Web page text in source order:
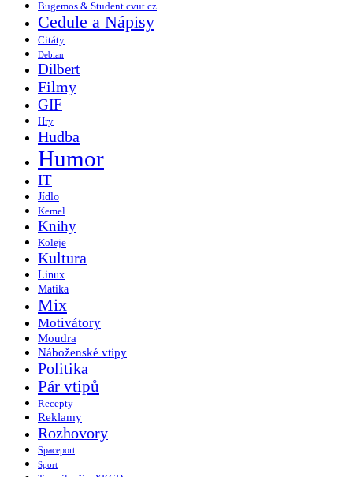
Bugemos & Student.cvut.cz
Cedule a Nápisy
Citáty
Debian
Dilbert
Filmy
GIF
Hry
Hudba
Humor
IT
Jídlo
Kemel
Knihy
Koleje
Kultura
Linux
Matika
Mix
Motivátory
Moudra
Náboženské vtipy
Politika
Pár vtipů
Recepty
Reklamy
Rozhovory
Spaceport
Sport